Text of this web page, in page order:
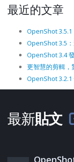
最近的文章
OpenShot
OpenShot 3.5
OpenShot 3.4
更智慧的剪輯
OpenShot 3.2.1
最新貼文